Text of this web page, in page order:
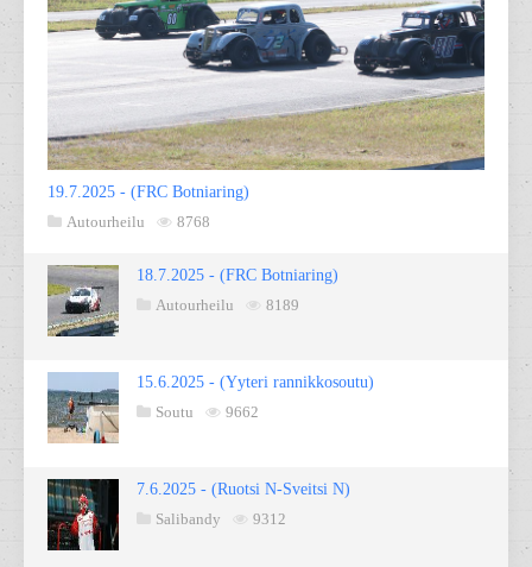
19.7.2025 - (FRC Botniaring)
Autourheilu
8768
18.7.2025 - (FRC Botniaring)
Autourheilu
8189
15.6.2025 - (Yyteri rannikkosoutu)
Soutu
9662
7.6.2025 - (Ruotsi N-Sveitsi N)
Salibandy
9312